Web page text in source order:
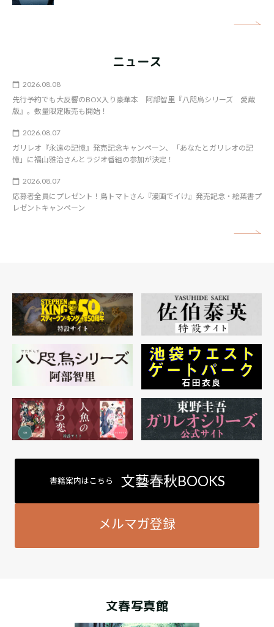
ニュース
2026.08.08
先行予約でも大反響のBOX入り豪華本 阿部智里『八咫烏シリーズ 愛蔵
版』。数量限定販売も開始！
2026.08.07
ガリレオ『永遠の記憶』発売記念キャンペーン、「あなたとガリレオの記
憶」に福山雅治さんとラジオ番組の参加が決定！
2026.08.07
応募者全員にプレゼント！鳥トマトさん『漫画でイけ』発売記念・絵葉書プ
レゼントキャンペーン
書籍案内はこちら 文藝春秋BOOKS
メルマガ登録
文春写真館